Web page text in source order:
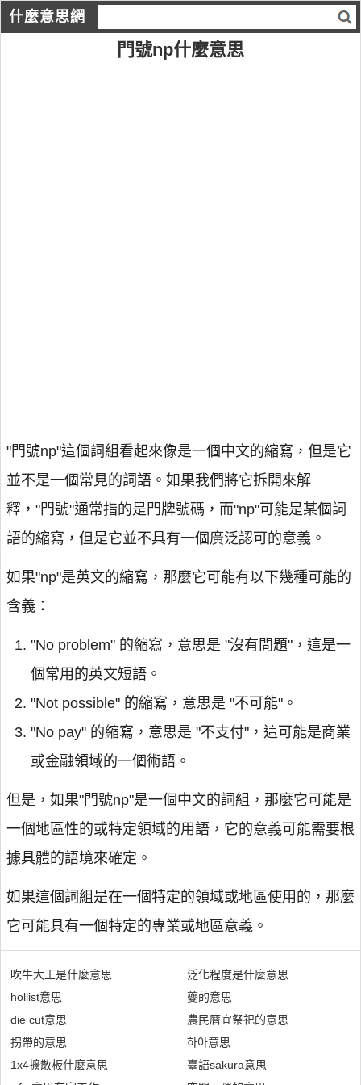
什麼意思網
門號np什麼意思
"門號np"這個詞組看起來像是一個中文的縮寫，但是它
並不是一個常見的詞語。如果我們將它拆開來解
釋，"門號"通常指的是門牌號碼，而"np"可能是某個詞
語的縮寫，但是它並不具有一個廣泛認可的意義。
如果"np"是英文的縮寫，那麼它可能有以下幾種可能的
含義：
"No problem" 的縮寫，意思是 "沒有問題"，這是一
個常用的英文短語。
"Not possible" 的縮寫，意思是 "不可能"。
"No pay" 的縮寫，意思是 "不支付"，這可能是商業
或金融領域的一個術語。
但是，如果"門號np"是一個中文的詞組，那麼它可能是
一個地區性的或特定領域的用語，它的意義可能需要根
據具體的語境來確定。
如果這個詞組是在一個特定的領域或地區使用的，那麼
它可能具有一個特定的專業或地區意義。
吹牛大王是什麼意思
hollist意思
die cut意思
拐帶的意思
1x4擴散板什麼意思
泛化程度是什麼意思
夔的意思
農民曆宜祭祀的意思
하아意思
臺語sakura意思